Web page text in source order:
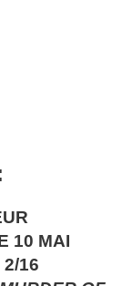
10 MAI
16